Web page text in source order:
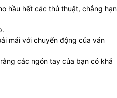
hầu hết các thủ thuật, chẳng hạn
mái với chuyển động của ván
các ngón tay của bạn có khả